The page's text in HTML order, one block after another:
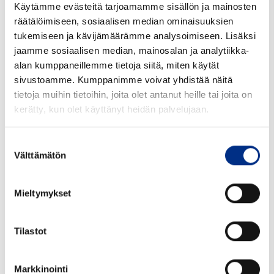
Käytämme evästeitä tarjoamamme sisällön ja mainosten
räätälöimiseen, sosiaalisen median ominaisuuksien
tukemiseen ja kävijämäärämme analysoimiseen. Lisäksi
jaamme sosiaalisen median, mainosalan ja analytiikka-
alan kumppaneillemme tietoja siitä, miten käytät
sivustoamme. Kumppanimme voivat yhdistää näitä
tietoja muihin tietoihin, joita olet antanut heille tai joita on
kerätty, kun olet käyttänyt heidän palvelujaan.
valinta
Välttämätön
Mieltymykset
Tilastot
Markkinointi
Tutustu tarkemmin